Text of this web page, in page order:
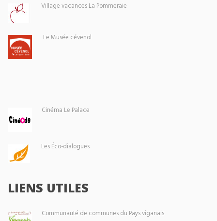
Village vacances La Pommeraie
Le Musée cévenol
Cinéma Le Palace
Les Éco-dialogues
LIENS UTILES
Communauté de communes du Pays viganais